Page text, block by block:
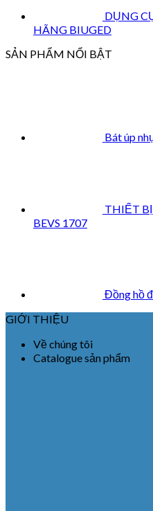
DỤNG
HÃNG BIUGED
SẢN PHẨM NỔI BẬT
Bát úp
THIẾT
BEVS 1707
Đồng hồ
GIỚI THIỆU
Về chúng tôi
Catalogue sản phẩm